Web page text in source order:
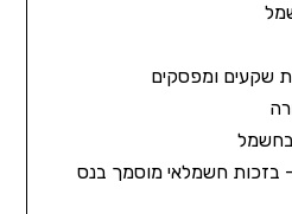
שקעים ומפסקים
בחשמל
בזכות חשמלאי מוסמך בנס